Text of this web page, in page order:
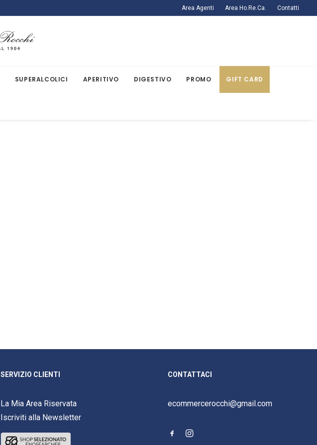
Area Agenti Area Ho.Re.Ca. Contatti
SUPERALCOLICI APERITIVO DIGESTIVO PROMO GIFT CARD
SERVIZIO CLIENTI
La Mia Area Riservata
Iscriviti alla Newsletter
CONTATTACI
ecommercerocchi@gmail.com